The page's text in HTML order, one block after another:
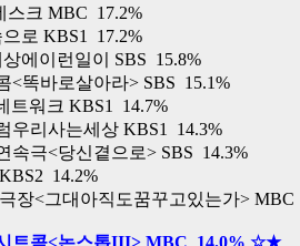
스크 MBC 17.2%
로 KBS1 17.2%
에이런일이 SBS 15.8%
<똑바로살아라> SBS 15.1%
트워크 KBS1 14.7%
우리사는세상 KBS1 14.3%
속극<당신곁으로> SBS 14.3%
14.2%
장<그대아직도꿈꾸고있는가> MBC
트콤<논스톱III> MBC 14.0% ☆★